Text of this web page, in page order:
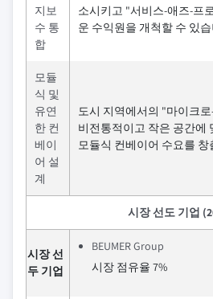
지보
수 통
합
소시키고 "서비스-애즈-프
운 수익원을 개척할 수 있
모듈
식 및
유연
한 컨
베이
어 설
계
도시 지역에서의 "마이크
비전통적이고 작은 공간에
모듈식 컨베이어 수요를
시장 선도 기업
시장 선
두 기업
BEUMER Group
시장 점유율 7%